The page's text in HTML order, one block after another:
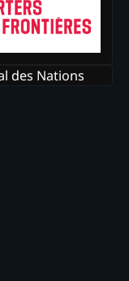
des Nations